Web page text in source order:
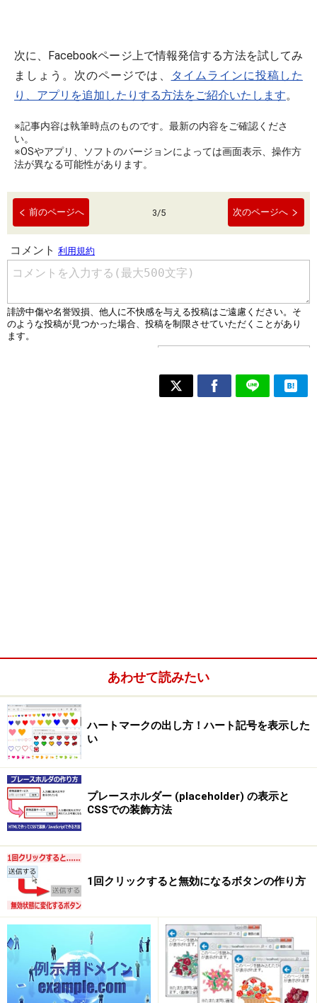
次に、Facebookページ上で情報発信する方法を試してみ
ましょう。次のページでは、
タイムラインに投稿した
り、アプリを追加したりする方法をご紹介いたします。
※記事内容は執筆時点のものです。最新の内容をご確認くださ
い。
※OSやアプリ、ソフトのバージョンによっては画面表示、操作方
法が異なる可能性があります。
前のページへ 3/5 次のページへ
あわせて読みたい
ハートマークの出し方！ハート記号を表示した
い
プレースホルダー (placeholder) の表示と
CSSでの装飾方法
1回クリックすると無効になるボタンの作り方